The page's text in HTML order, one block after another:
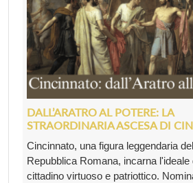
DALL’ARATRO AL POTERE: LA
STRAORDINARIA ASCESA DI
Cincinnato, una figura leggendaria
Repubblica Romana, incarna l'ideale
cittadino virtuoso e patriottico.